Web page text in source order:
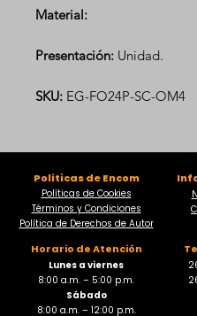
Material:
Presentación: Unidad.
SKU: EG-FO24P-SC-OM4
Políticas de Encom
Políticas de Cookies
Términos y Condiciones
Política de Derechos de Autor
Horario de Atención
Lunes a viernes
8:00 a.m. – 5:00 p.m.
Sábado
8:00 a.m. – 12:00 p.m.